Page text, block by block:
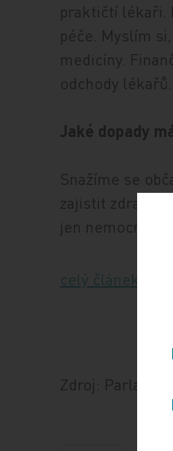
praktičtí lékaři.
péče. Myslím
medicíny.
odchody lékařů.
Jaké dopady
Snažíme se
zajistit
jen nemocnice,
celý článek zde
Zdroj: